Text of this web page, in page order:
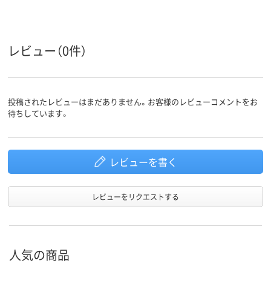
レビュー（0件）
投稿されたレビューはまだありません。お客様のレビューコメントをお
待ちしています。
レビューを書く
レビューをリクエストする
人気の商品